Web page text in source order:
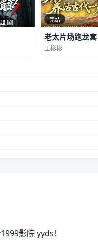
完结
老太片场跑龙套
王彬彬
影院 yyds！